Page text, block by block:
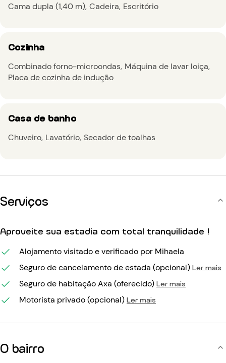
Cama dupla (1,40 m) Cadeira Escritório
Cozinha
Combinado forno-microondas Máquina de lavar loiça
Placa de cozinha de indução
Casa de banho
Chuveiro Lavatório Secador de toalhas
Serviços
Aproveite sua estadia com total tranquilidade !
Alojamento visitado e verificado por Mihaela
Seguro de cancelamento de estada (opcional) Ler mais
Seguro de habitação Axa (oferecido) Ler mais
Motorista privado (opcional) Ler mais
O bairro